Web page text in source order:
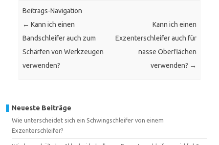
Beitrags-Navigation
← Kann ich einen
Bandschleifer auch zum
Schärfen von Werkzeugen
verwenden?
Kann ich einen
Exzenterschleifer auch für
nasse Oberflächen
verwenden? →
Neueste Beiträge
Wie unterscheidet sich ein Schwingschleifer von einem
Exzenterschleifer?